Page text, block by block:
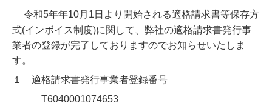
令和5年年10月1日より開始される適格請求書等保存方
式(インボイス制度)に関して、弊社の適格請求書発行事
業者の登録が完了しておりますのでお知らせいたしま
す。
１ 適格請求書発行事業者登録番号
T6040001074653